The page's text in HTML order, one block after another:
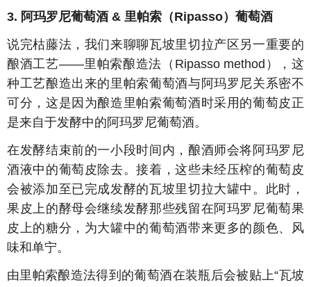
3. 阿玛罗尼葡萄酒 & 里帕索（Ripasso）葡萄酒
说完枯藤法，我们来聊聊瓦坡里切拉产区另一重要的
酿酒工艺——里帕索酿造法（Ripasso method），这
种工艺酿造出来的里帕索葡萄酒与阿玛罗尼关系密不
可分，这是因为酿造里帕索葡萄酒时采用的葡萄皮正
是来自于发酵中的阿玛罗尼葡萄酒。
在发酵结束前的一小段时间内，酿酒师会将阿玛罗尼
酒液中的葡萄皮除去。接着，这些未经压榨的葡萄皮
会被添加至已完成发酵的瓦坡里切拉大罐中。此时，
果皮上的酵母会继续发酵那些残留在阿玛罗尼葡萄果
皮上的糖分，为大罐中的葡萄酒带来更多的颜色、风
味和单宁。
由里帕索酿造法得到的葡萄酒在装瓶后会被贴上“瓦坡